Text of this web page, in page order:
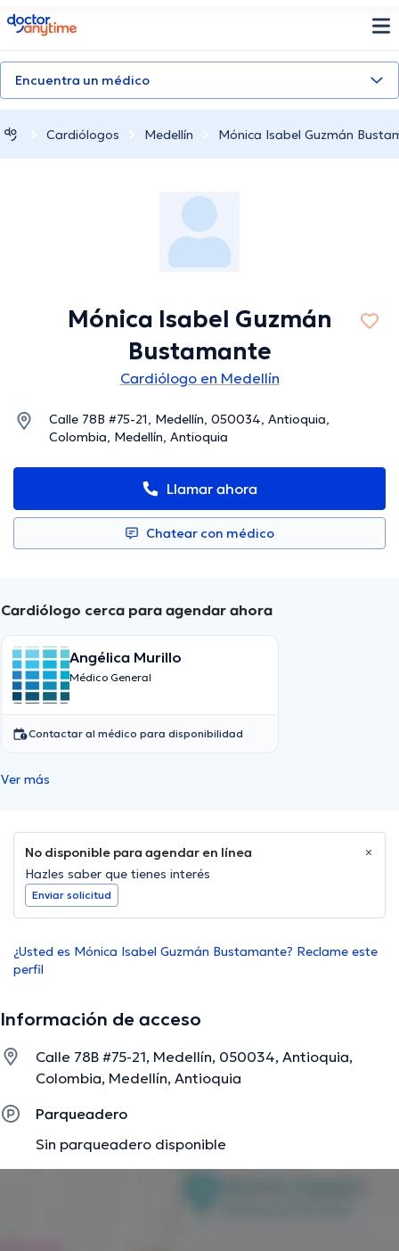
doctoranytime
Encuentra un médico
Cardiólogos Medellín Mónica Isabel Guzmán
Mónica Isabel Guzmán
Bustamante
Cardiólogo en Medellín
Calle 78B #75-21, Medellín, 050034, Antioquia,
Colombia, Medellín, Antioquia
Llamar ahora
Chatear con médico
Cardiólogo cerca para agendar ahora
Angélica Murillo
Médico General
Contactar al médico para disponibilidad
Ver más
No disponible para agendar en línea
Hazles saber que tienes interés
Enviar solicitud
¿Usted es Mónica Isabel Guzmán Bustamante? Reclame este
perfil
Información de acceso
Calle 78B #75-21, Medellín, 050034, Antioquia,
Colombia, Medellín, Antioquia
Parqueadero
Sin parqueadero disponible